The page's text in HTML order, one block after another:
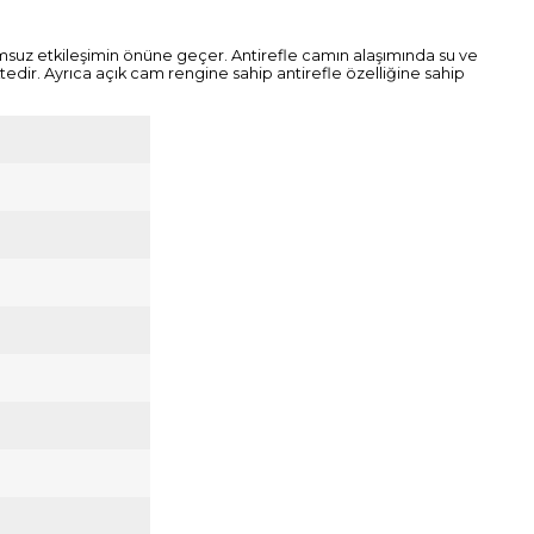
etkileşimin önüne geçer. Antirefle camın alaşımında su ve
Ayrıca açık cam rengine sahip antirefle özelliğine sahip